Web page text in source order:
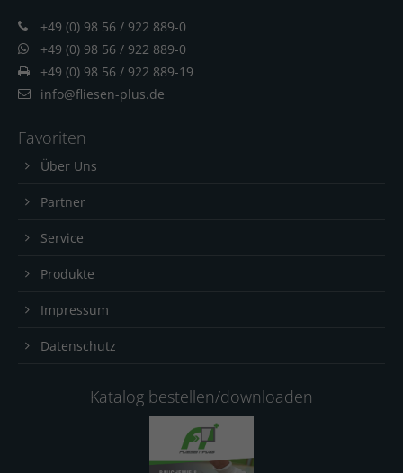
+49 (0) 98 56 / 922 889-0
+49 (0) 98 56 / 922 889-0
+49 (0) 98 56 / 922 889-19
info@fliesen-plus.de
Favoriten
Über Uns
Partner
Service
Produkte
Impressum
Datenschutz
Katalog bestellen/downloaden